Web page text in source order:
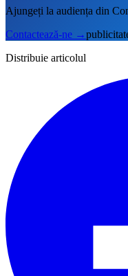
Ajungeți la audiența din
Contactează-ne →
Distribuie articolul